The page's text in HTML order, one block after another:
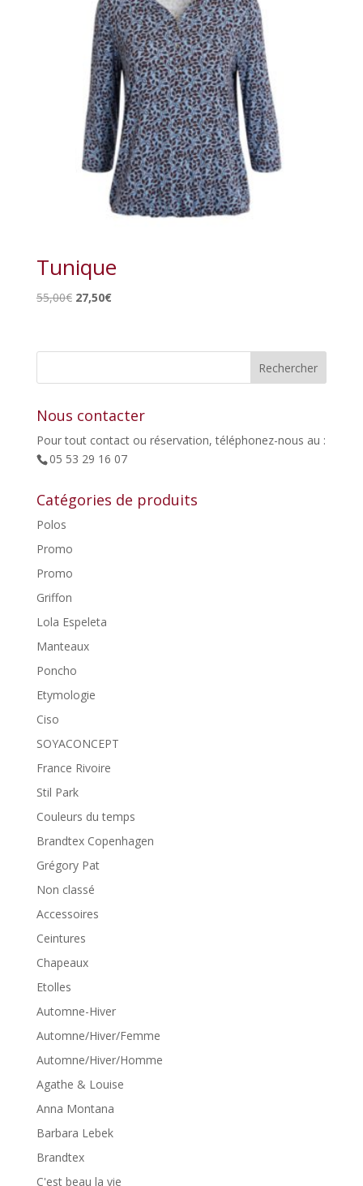
Tunique
55,00€ Le
était :
27,50€Le
est :
Nous contacter
Pour tout contact ou réservation, téléphonez-nous au :
05 53 29 16 07
Catégories de produits
Polos
Promo
Promo
Griffon
Lola Espeleta
Manteaux
Poncho
Etymologie
Ciso
SOYACONCEPT
France Rivoire
Stil Park
Couleurs du temps
Brandtex Copenhagen
Grégory Pat
Non classé
Accessoires
Ceintures
Chapeaux
Etolles
Automne-Hiver
Automne/Hiver/Femme
Automne/Hiver/Homme
Agathe & Louise
Anna Montana
Barbara Lebek
Brandtex
C'est beau la vie